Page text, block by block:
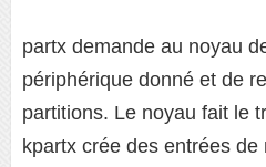
partx demande au noyau
périphérique donné et de
partitions. Le noyau fait le
kpartx crée des entrées de